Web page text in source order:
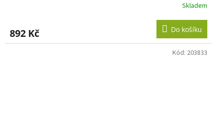
Skladem
892 Kč Do košíku
Kód: 203833